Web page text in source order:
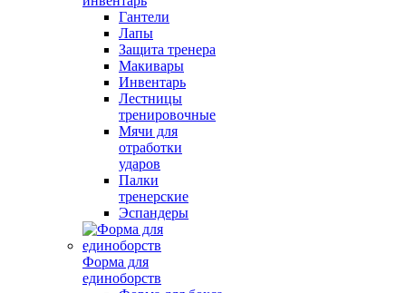
Гантели
Лапы
Защита тренера
Макивары
Инвентарь
Лестницы
тренировочные
Мячи для
отработки
ударов
Палки
тренерские
Эспандеры
Форма для
единоборств